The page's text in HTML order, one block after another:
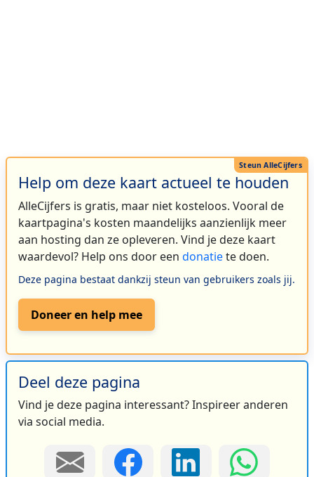
Help om deze kaart actueel te houden
AlleCijfers is gratis, maar niet kosteloos. Vooral de
kaartpagina's kosten maandelijks aanzienlijk meer
aan hosting dan ze opleveren. Vind je deze kaart
waardevol? Help ons door een donatiete doen.
Deze pagina bestaat dankzij steun van gebruikers zoals jij.
Doneer en help mee
Deel deze pagina
Vind je deze pagina interessant? Inspireer anderen
via social media.